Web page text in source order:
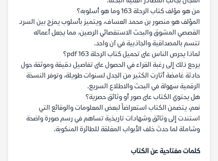
من هو مؤلف كتاب الرحلة 163 وما هو أسلوبه؟
المؤلف هو منصور بن محمد العساف، ويتميز بأسلوب يمزج بين السرد
القصصي المشوق والبحث الاستقصائي الرصين، مما يجعل أعماله
تتسم بالمصداقية والجاذبية في آن واحد.
لماذا يحرص الناس على تحميل كتاب الرحلة 163 pdf؟
يرجع ذلك إلى رغبة القراء في الحصول على تفاصيل دقيقة وموثقة حول
حادثة غامضة أثارت الكثير من الجدل لسنوات طويلة، وتوفر النسخة
الرقمية سهولة في البحث والاطلاع السريع.
هل يحتوي الكتاب على صور أو وثائق حصرية؟
نعم، يتضمن الكتاب استعراضاً لبعض المعلومات والوقائع التي
استندت إلى وثائق وشهادات تاريخية تساهم في رسم صورة واضحة
وشاملة لما حدث خلف الأبواب المغلقة للطائرة المنكوبة.
كلمات مفتاحية عن الكتاب